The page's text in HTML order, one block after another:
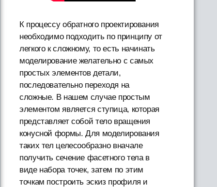
К процессу обратного проектирования
необходимо подходить по принципу от
легкого к сложному, то есть начинать
моделирование желательно с самых
простых элементов детали,
последовательно переходя на
сложные. В нашем случае простым
элементом является ступица, которая
представляет собой тело вращения
конусной формы. Для моделирования
таких тел целесообразно вначале
получить сечение фасетного тела в
виде набора точек, затем по этим
точкам построить эскиз профиля и